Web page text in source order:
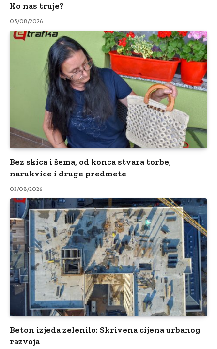
Ko nas truje?
05/08/2026
Bez skica i šema, od konca stvara torbe,
narukvice i druge predmete
03/08/2026
Beton izjeda zelenilo: Skrivena cijena urbanog
razvoja